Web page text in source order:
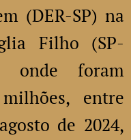
(DER-SP) na
Filho (SP-
onde foram
entre
de 2024,